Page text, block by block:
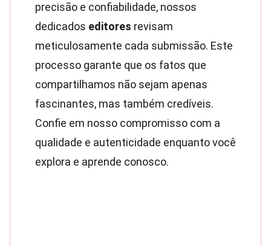
precisão e confiabilidade, nossos
dedicados editores revisam
meticulosamente cada submissão. Este
processo garante que os fatos que
compartilhamos não sejam apenas
fascinantes, mas também credíveis.
Confie em nosso compromisso com a
qualidade e autenticidade enquanto você
explora e aprende conosco.